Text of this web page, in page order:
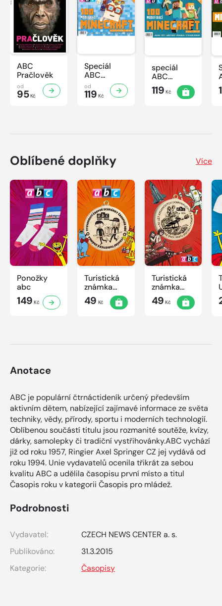
ABC
Pračlověk
od
95Kč
Speciál
ABC
Minecraft 3
od
119 Kč
speciál
ABC
Minecraft 2
119 Kč
Oblíbené doplňky Více
Ponožky
abc
149 Kč
Turistická
známka
ABC -
Časová
49 Kč
Turistická
známka
ABC
49 Kč
Anotace
ABC je populární čtrnáctideník určený především
aktivním dětem, nabízející zajímavé informace ze světa
techniky, vědy, přírody, sportu i moderních technologií.
Oblíbenou součástí titulu jsou rozmanité soutěže, kvízy,
dárky, samolepky či tradiční vystřihovánky.ABC vychází
již od roku 1957, Ringier Axel Springer CZ jej vydává od
roku 1994. Unie vydavatelů ocenila třikrát za sebou
kvalitu ABC a udělila časopisu první místo a titul
Časopis roku v kategorii Časopis pro mládež.
Podrobnosti
Vydavatel:
CZECH NEWS CENTER a. s.
Publikováno:
31.3.2015
Kategorie:
Časopisy